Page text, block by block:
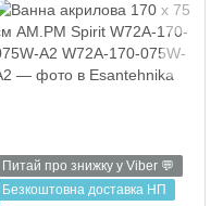
Питай про знижку у Viber 💬
Безкоштовна доставка НП